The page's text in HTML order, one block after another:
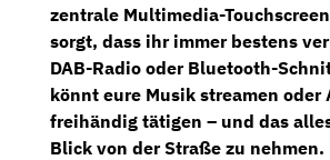
zentrale Multimedia-Touchscreen
sorgt, dass ihr immer bestens
DAB-Radio oder Bluetooth-
könnt eure Musik streamen oder
freihändig tätigen – und das
Blick von der Straße zu nehmen.